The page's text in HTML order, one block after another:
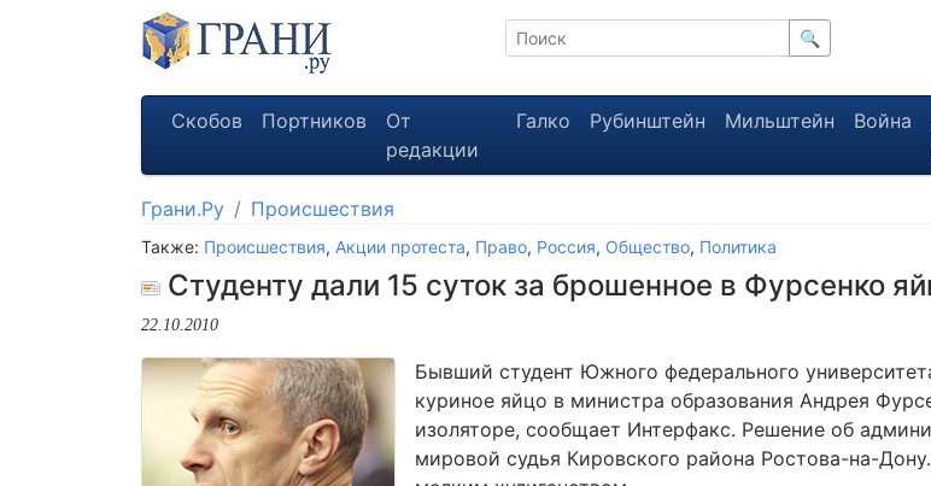
🔍
Скобов Портников
От
редакции
Галко Рубинштейн Мильштейн Война
Грани.Ру Происшествия
Также: Происшествия, Акции протеста, Право, Россия, Общество, Политика
Студенту дали 15 суток за брошенное в Фурсенко
22.10.2010
Бывший студент Южного федерального
куриное яйцо в министра образования Андрея
изоляторе, сообщает Интерфакс. Решение об
мировой судья Кировского района Ростова-на-